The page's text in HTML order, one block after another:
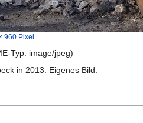
960 Pixel
Typ: image/jpeg)
in 2013. Eigenes Bild.